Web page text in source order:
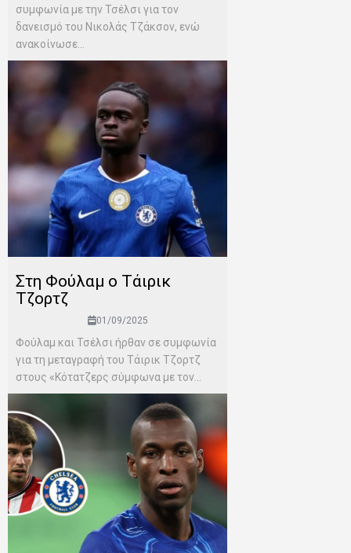
συμφωνία με την Τσέλσι για τον
δανεισμό του Νικολάς Τζάκσον, ενώ
ανακοίνωσε...
Στη Φούλαμ ο Τάιρικ
Τζορτζ
01/09/2025
Φούλαμ και Τσέλσι ήρθαν σε συμφωνία
για τη μεταγραφή του Τάιρικ Τζορτζ
στους «Κότατζερς σύμφωνα με τον...